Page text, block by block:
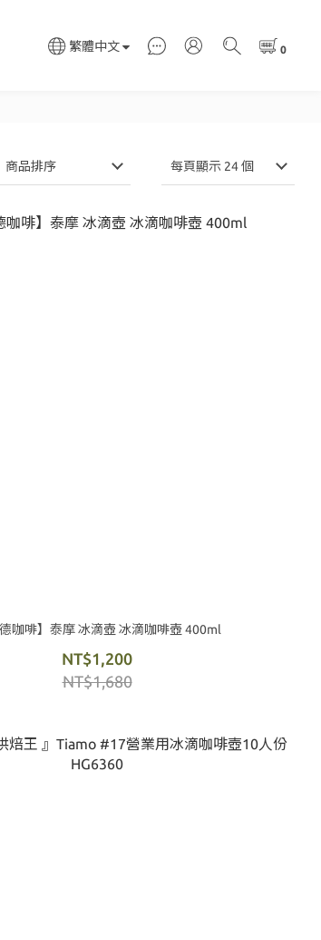
繁體中文
商品排序 每頁顯示 24 個
德咖啡】泰摩 冰滴壺 冰滴咖啡壺 400ml
NT$1,200
NT$1,680